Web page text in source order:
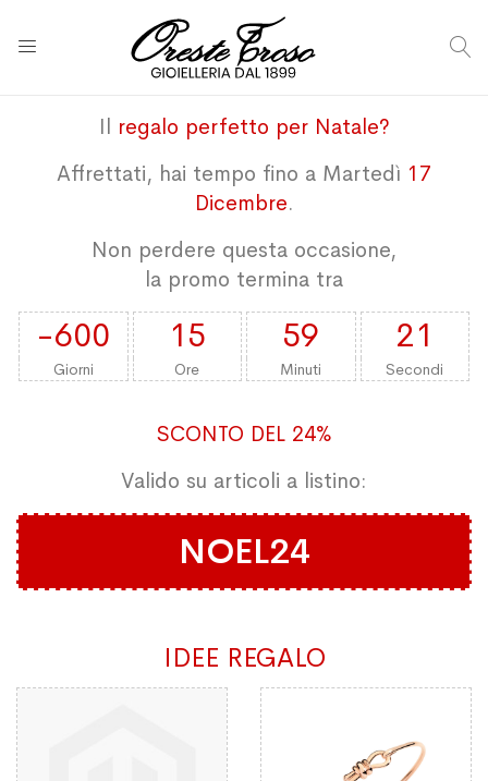
Il regalo perfetto per Natale?
Affrettati, hai tempo fino a Martedì 17
Dicembre.
Non perdere questa occasione,
la promo termina tra
-600 15 59 20
Giorni Ore Minuti Secondi
SCONTO DEL 24%
Valido su articoli a listino:
NOEL24
IDEE REGALO